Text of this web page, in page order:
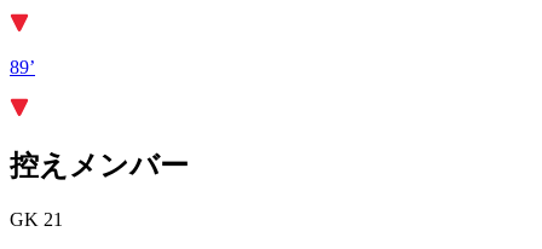
89’
控えメンバー
GK 21